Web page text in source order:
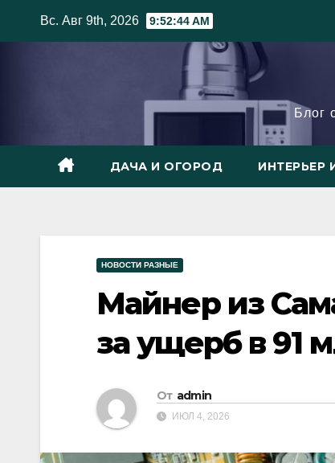
Вс. Авг 9th, 2026 9:52:46 AM
Блог
ДАЧА И ОГОРОД ИНТЕРЬЕР
НОВОСТИ РАЗНЫЕ
Майнер из
за ущерб в 91
От admin
ИЮЛ 4, 2026